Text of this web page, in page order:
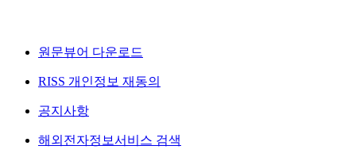
원문뷰어 다운로드
RISS 개인정보 재동의
공지사항
해외전자정보서비스 검색